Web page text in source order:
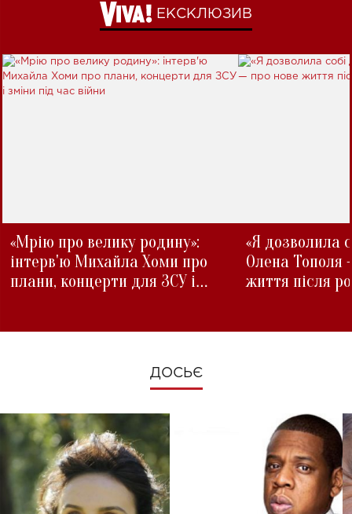
ЕКСКЛЮЗИВ
«Мрію про велику родину»:
інтерв'ю Михайла Хоми про
плани, концерти для ЗСУ і
«Я дозволила
Олена Тополя
життя після
ДОСЬЄ